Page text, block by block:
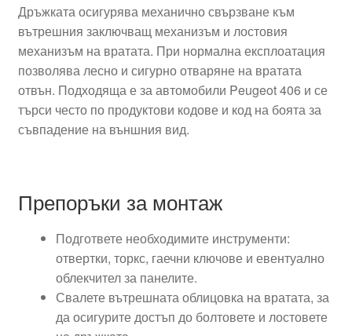
Дръжката осигурява механично свързване към
вътрешния заключващ механизъм и лостовия
механизъм на вратата. При нормална експлоатация
позволява лесно и сигурно отваряне на вратата
отвън. Подходяща е за автомобили Peugeot 406 и се
търси често по продуктови кодове и код на боята за
съвпадение на външния вид.
Препоръки за монтаж
Подгответе необходимите инструменти:
отвертки, торкс, гаечни ключове и евентуално
облекчител за панелите.
Свалете вътрешната облицовка на вратата, за
да осигурите достъп до болтовете и лостовете